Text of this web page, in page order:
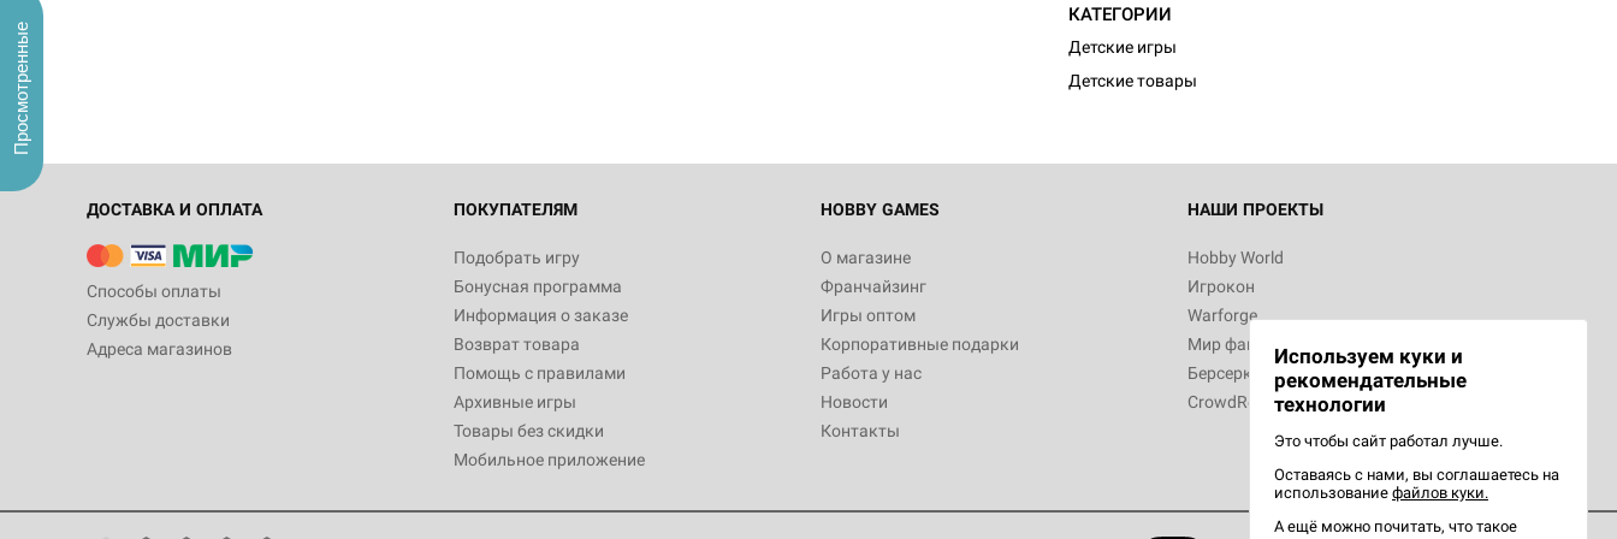
КАТЕГОРИИ
Детские игры
Детские товары
ДОСТАВКА И ОПЛАТА
Способы оплаты
Службы доставки
Адреса магазинов
ПОКУПАТЕЛЯМ
Подобрать игру
Бонусная программа
Информация о заказе
Возврат товара
Помощь с правилами
Архивные игры
Товары без скидки
Мобильное приложение
HOBBY GAMES
О магазине
Франчайзинг
Игры оптом
Корпоративные подарки
Работа у нас
Новости
Контакты
НАШИ ПРОЕКТЫ
Hobby World
Игрокон
Warforge
Мир фантастики
Берсерк
CrowdRepublic
Используем куки и
рекомендательные
технологии
Это чтобы сайт работал лучше.
Оставаясь с нами, вы соглашаетесь на
использование файлов куки.
А ещё можно почитать, что такое
Просмотренные
Белая смерть
12 990
Настольная игра Hobby World Берсерк.
3 490